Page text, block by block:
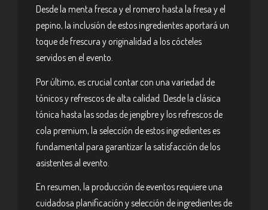
Desde la menta fresca y el romero hasta la fresa y el
pepino, la inclusión de estos ingredientes aportará un
toque de frescura y originalidad a los cócteles
servidos en el evento.
Por último, es crucial contar con una variedad de
tónicos y refrescos de alta calidad. Desde la clásica
tónica hasta las sodas de jengibre y los refrescos de
cola premium, la selección de estos ingredientes es
fundamental para garantizar la satisfacción de los
asistentes al evento.
En resumen, la producción de eventos requiere una
cuidadosa planificación y selección de ingredientes de